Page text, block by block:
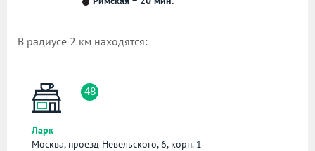
В радиусе 2 км находятся:
48
Ларк
Москва, проезд Невельского, 6, корп. 1